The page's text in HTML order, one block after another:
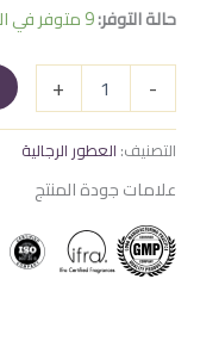
حالة التوفر:9 متوفر في المخزون
-
كمية
رماد
القمر
+
التصنيف: العطور الرجالية
علامات جودة المنتج